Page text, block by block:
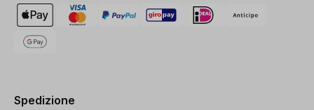
Spedizione